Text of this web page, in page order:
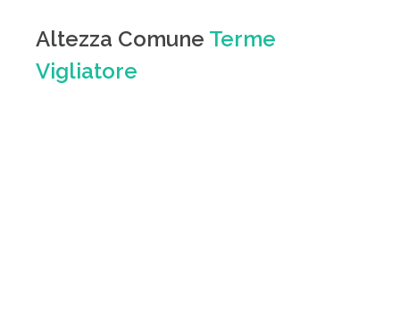
Altezza Comune Terme
Vigliatore